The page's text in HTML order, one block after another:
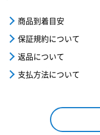
商品到着目安
保証規約について
返品について
支払方法について